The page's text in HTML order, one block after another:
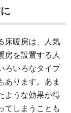
床暖房は、人気
房を設置する人
ろいろなタイプ
あります。あま
ような効果が得
てしまうことも